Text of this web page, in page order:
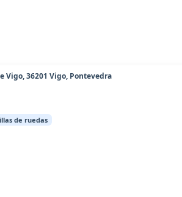
Vigo, 36201 Vigo, Pontevedra
de ruedas